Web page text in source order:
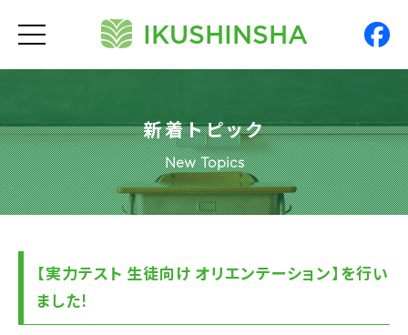
t
o
g
l
e
n
a
v
i
g
a
t
i
IKUSHINSHA
新着トピック
New Topics
【実力テスト 生徒向け オリエンテーション】を行い
ました!